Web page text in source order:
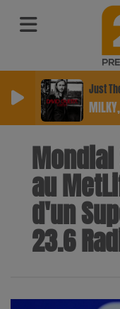
Just
au
d'un
23.6